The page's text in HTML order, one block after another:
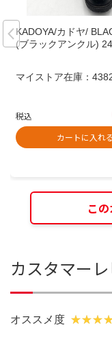
KADOYA/カドヤ/
(ブラックアンクル)
マイストア在庫：
税込
カートに入れる
こ
カスタマー
オススメ度